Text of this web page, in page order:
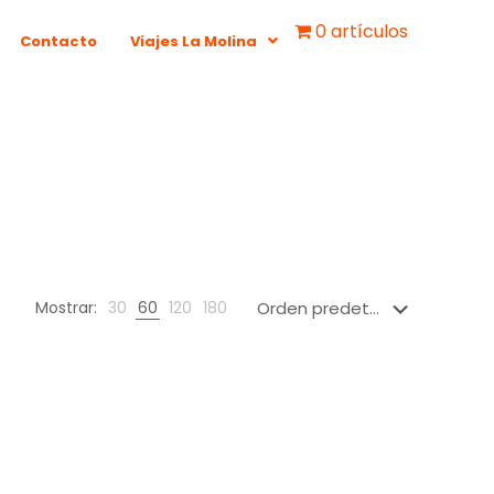
Contacto Viajes La Molina 0 artículos
Mostrar: 30 60 120 180